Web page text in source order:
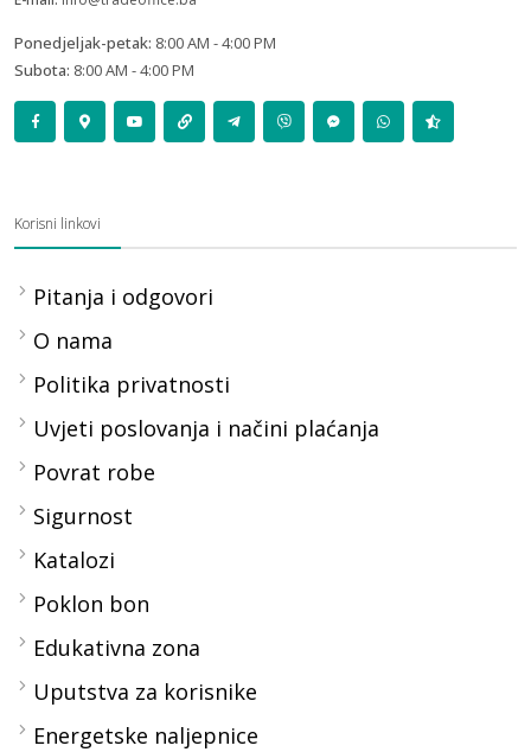
Ponedjeljak-petak: 8:00 AM - 4:00 PM
Subota: 8:00 AM - 4:00 PM
Korisni linkovi
Pitanja i odgovori
O nama
Politika privatnosti
Uvjeti poslovanja i načini plaćanja
Povrat robe
Sigurnost
Katalozi
Poklon bon
Edukativna zona
Uputstva za korisnike
Energetske naljepnice